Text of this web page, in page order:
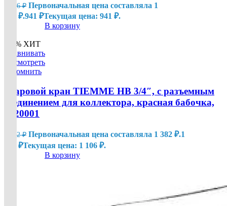
1 176₽ Первоначальная цена составляла 1
176 ₽.941 ₽Текущая цена: 941 ₽.
В корзину
-20% ХИТ
Сравнивать
Посмотреть
Запомнить
Шаровой кран TIEMME НВ 3/4″, с разъемным
соединением для коллектора, красная бабочка,
2120001
1 382₽ Первоначальная цена составляла 1 382 ₽.1
₽Текущая цена: 1 106 ₽.
В корзину